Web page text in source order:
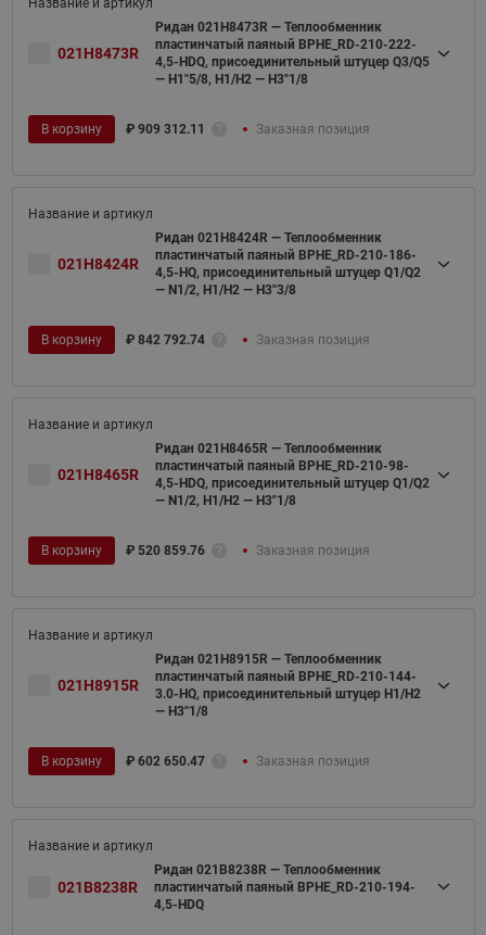
021H8473R
Ридан 021H8473R — Теплообменник
пластинчатый паяный BPHE_RD-210-222-
4,5-HDQ, присоединительный штуцер Q3/Q5
— H1"5/8, H1/H2 — H3"1/8
В корзину ₽ 909 312.11 Заказная позиция
021H8424R
Ридан 021H8424R — Теплообменник
пластинчатый паяный BPHE_RD-210-186-
4,5-HQ, присоединительный штуцер Q1/Q2
— N1/2, H1/H2 — H3"3/8
В корзину ₽ 842 792.74 Заказная позиция
021H8465R
Ридан 021H8465R — Теплообменник
пластинчатый паяный BPHE_RD-210-98-
4,5-HDQ, присоединительный штуцер Q1/Q2
— N1/2, H1/H2 — H3"1/8
В корзину ₽ 520 859.76 Заказная позиция
021H8915R
Ридан 021H8915R — Теплообменник
пластинчатый паяный BPHE_RD-210-144-
3.0-HQ, присоединительный штуцер H1/H2
— H3''1/8
В корзину ₽ 602 650.47 Заказная позиция
021B8238R
Ридан 021B8238R — Теплообменник
пластинчатый паяный BPHE_RD-210-194-
4,5-HDQ